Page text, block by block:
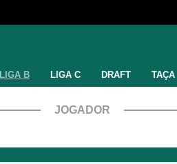
LIGA B LIGA C DRAFT TAÇA
JOGADOR